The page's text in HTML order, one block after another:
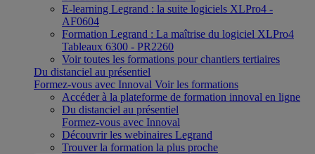
E-learning Legrand : la suite logiciels XLPro4 -
AF0604
Formation Legrand : La maîtrise du logiciel XLPro4
Tableaux 6300 - PR2260
Voir toutes les formations pour chantiers tertiaires
Du distanciel au présentiel
Formez-vous avec Innoval Voir les formations
Accéder à la plateforme de formation innoval en ligne
Du distanciel au présentiel
Formez-vous avec Innoval
Découvrir les webinaires Legrand
Trouver la formation la plus proche